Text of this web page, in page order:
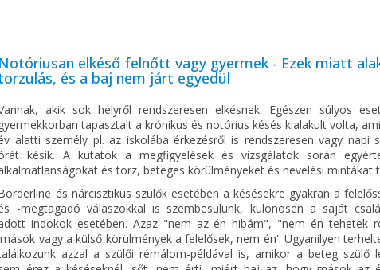
Notóriusan elkéső felnőtt vagy gyermek - Ezek miatt
és a baj nem járt egyedül
akik sok helyről rendszeresen elkésnek. Egészen súlyos
gyermekkorban tapasztalt a krónikus és notórius késés kialakult volta,
alatti személy pl. az iskolába érkezésről is rendszeresen vagy napi
késik. A kutatók a megfigyelések és vizsgálatok során
és torz, beteges körülményeket és nevelési mintákat
és nárcisztikus szülők esetében a késésekre gyakran a
-megtagadó válaszokkal is szembesülünk, különösen a saját
indokok esetében. Azaz "nem az én hibám", "nem én tehetek
vagy a külső körülmények a felelősek, nem én'. Ugyanilyen
azzal a szülői rémálom-példával is, amikor a beteg szülő